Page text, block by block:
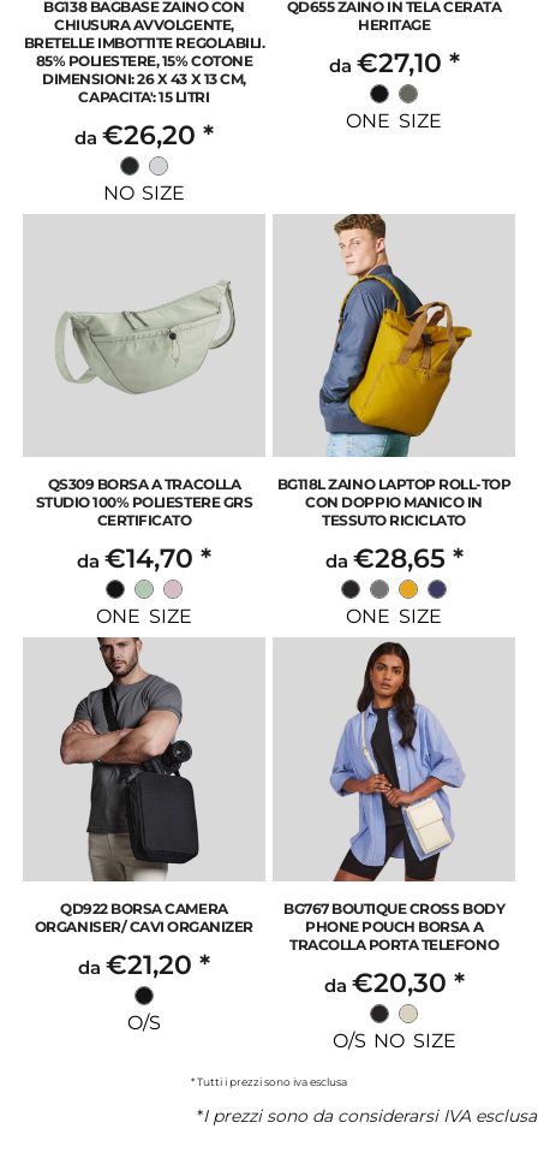
BG138 BAGBASE ZAINO CON
CHIUSURA AVVOLGENTE,
BRETELLE IMBOTTITE REGOLABILI.
85% POLIESTERE, 15% COTONE
DIMENSIONI: 26 X 43 X 13 CM,
CAPACITA': 15 LITRI
da €26,20 *
NO SIZE
QD655 ZAINO IN TELA CERATA
HERITAGE
da €27,10 *
ONE SIZE
QS309 BORSA A TRACOLLA
STUDIO 100% POLIESTERE GRS
CERTIFICATO
da €14,70 *
ONE SIZE
BG118L ZAINO LAPTOP ROLL-TOP
CON DOPPIO MANICO IN
TESSUTO RICICLATO
da €28,65 *
ONE SIZE
QD922 BORSA CAMERA
ORGANISER/ CAVI ORGANIZER
da €21,20 *
O/S
BG767 BOUTIQUE CROSS BODY
PHONE POUCH BORSA A
TRACOLLA PORTA TELEFONO
da €20,30 *
O/S NO SIZE
* Tutti i prezzi sono iva esclusa
*I prezzi sono da considerarsi IVA esclusa